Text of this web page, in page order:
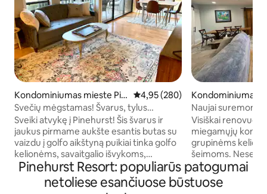
Kondominiumas mieste Pin
ehurst
Vidutinis įvertinimas: 4,95 iš 5,
4,95 (280)
Svečių mėgstamas! Švarus, tylus
Pinehurst Golf Condo
Sveiki atvykę į Pinehurst! Šis švarus ir
jaukus pirmame aukšte esantis butas su
vaizdu į golfo aikštyną puikiai tinka golfo
kelionėms, savaitgalio išvykoms,
ilgesniems apsilankymams ir net
atostogoms namuose. Mėgaukitės pilnai
įrengta virtuve, patogiais baldais,
Kondominiumas
rst
Naujai
atvira koncepcija.
Visiškai
miegamųjų
grupinėms
šeimoms. Neseniai atnaujintos plačios
atviros grindys
gyvenamojoje erdvėje.
virtuvė, 3
Pinehurst Resort: populiarūs patogumai
netoliese esančiuose būstuose